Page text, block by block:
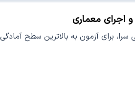
اجرای معماری
برای آزمون به بالاترین سطح